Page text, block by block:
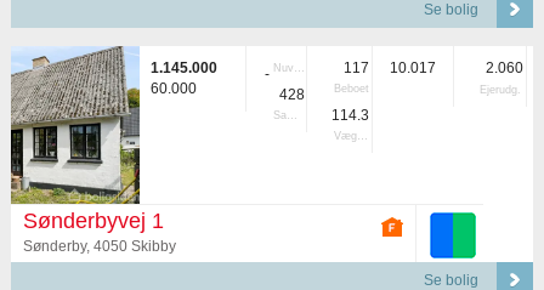
Se bolig
1.145.000
60.000
- Nuvær.
428
Samlet
117
Beboet
114.3
Vægtet
10.017 2.060
Ejerudg.
Sønderbyvej 1
Sønderby, 4050 Skibby
Se bolig